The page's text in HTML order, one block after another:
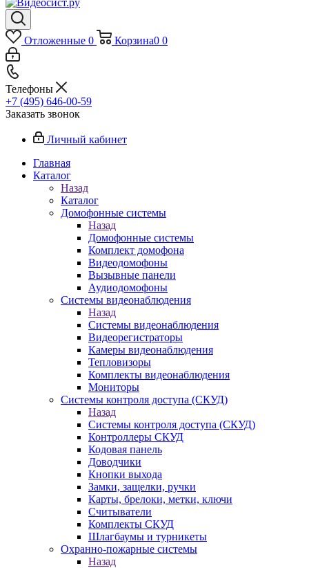
Отложенные 0 Корзина0 0
Телефоны
+7 (495) 646-00-59
Заказать звонок
Личный кабинет
Главная
Каталог
Назад
Каталог
Домофонные системы
Назад
Домофонные системы
Комплект домофона
Видеодомофоны
Вызывные панели
Аудиодомофоны
Системы видеонаблюдения
Назад
Системы видеонаблюдения
Видеорегистраторы
Камеры видеонаблюдения
Тепловизоры
Комплекты видеонаблюдения
Мониторы
Системы контроля доступа (СКУД)
Назад
Системы контроля доступа (СКУД)
Контроллеры СКУД
Кодовая панель
Доводчики
Кнопки выхода
Замки, защелки, ручки
Карты, брелоки, метки, ключи
Считыватели
Комплекты СКУД
Шлагбаумы и турникеты
Охранно-пожарные системы
Назад